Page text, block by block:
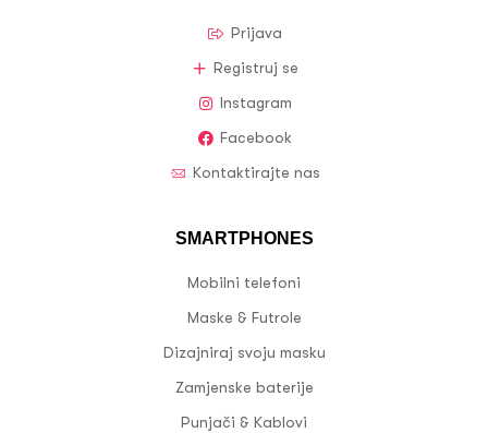
Prijava
Registruj se
Instagram
Facebook
Kontaktirajte nas
SMARTPHONES
Mobilni telefoni
Maske & Futrole
Dizajniraj svoju masku
Zamjenske baterije
Punjači & Kablovi